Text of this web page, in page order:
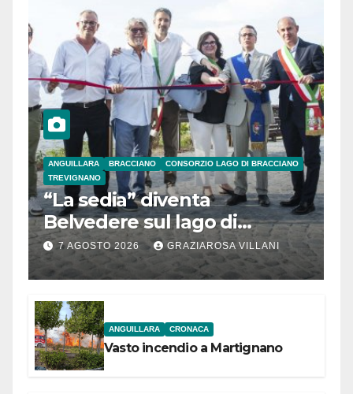
ANGUILLARA BRACCIANO
CONSORZIO LAGO DI BRACCIANO
TREVIGNANO
“La sedia” diventa
Belvedere sul lago di
Bracciano: ieri
l’inaugurazione
7 AGOSTO 2026 GRAZIAROSA VILLANI
ANGUILLARA CRONACA
Vasto incendio a Martignano